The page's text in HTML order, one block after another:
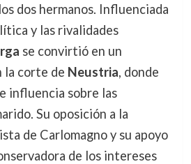
dos hermanos. Influenciada
y las rivalidades
se convirtió en un
la corte de Neustria, donde
influencia sobre las
Su oposición a la
de Carlomagno y su apoyo
de los intereses